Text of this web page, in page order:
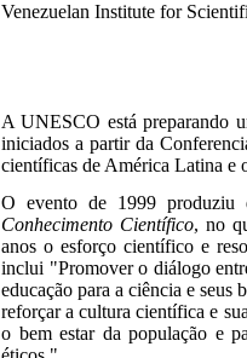
Venezuelan Institute for
A UNESCO está preparando
iniciados a partir da
científicas de América Latina e
O evento de 1999 produziu
Conhecimento Científico, no
anos o esforço científico e
inclui "Promover o diálogo
educação para a ciência e seus
reforçar a cultura científica e
o bem estar da população e